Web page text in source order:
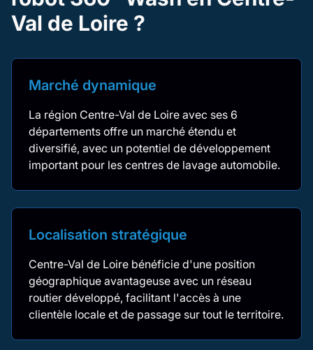
Val de Loire ?
Marché dynamique
La région Centre-Val de Loire avec ses 6
départements offre un marché étendu et
diversifié, avec un potentiel de développement
important pour les centres de lavage automobile.
Localisation stratégique
Centre-Val de Loire bénéficie d'une position
géographique avantageuse avec un réseau
routier développé, facilitant l'accès à une
clientèle locale et de passage sur tout le territoire.